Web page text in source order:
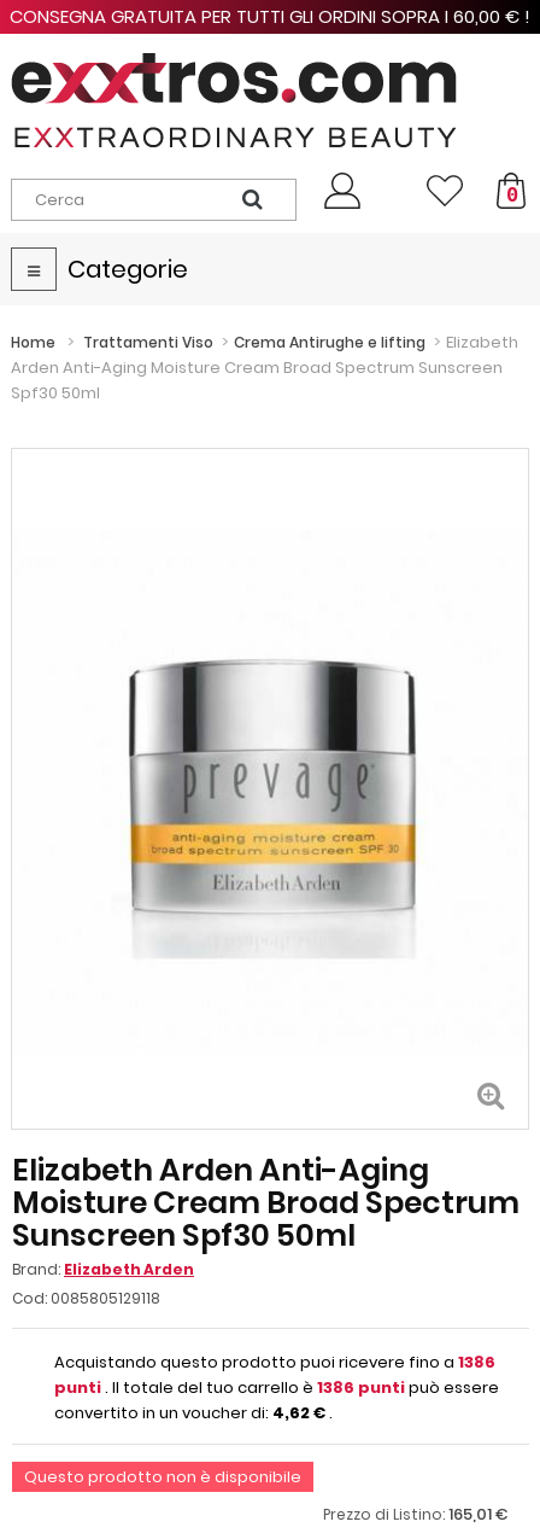
CONSEGNA GRATUITA PER TUTTI GLI ORDINI SOPRA I 60,00 € !
0
Navigazione
Toggle
Categorie
Home > Trattamenti Viso > Crema Antirughe e lifting > Elizabeth
Arden Anti-Aging Moisture Cream Broad Spectrum Sunscreen
Spf30 50ml
Elizabeth Arden Anti-Aging
Moisture Cream Broad Spectrum
Sunscreen Spf30 50ml
Brand: Elizabeth Arden
Cod: 0085805129118
Acquistando questo prodotto puoi ricevere fino a 1386
punti. Il totale del tuo carrello è 1386 puntipuò essere
convertito in un voucher di: 4,62 €.
Questo prodotto non è disponibile
Prezzo di Listino:165,01 €